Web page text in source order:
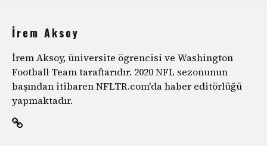
İrem Aksoy
İrem Aksoy, üniversite ögrencisi ve Washington
Football Team taraftarıdır. 2020 NFL sezonunun
başından itibaren NFLTR.com'da haber editörlüğü
yapmaktadır.